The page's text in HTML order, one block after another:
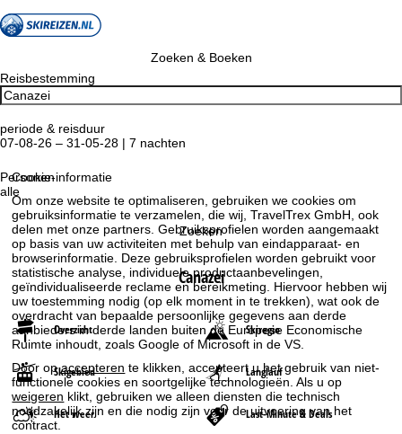
Cookie-informatie
Om onze website te optimaliseren, gebruiken we cookies om
gebruiksinformatie te verzamelen, die wij, TravelTrex GmbH, ook
delen met onze partners. Gebruiksprofielen worden aangemaakt
op basis van uw activiteiten met behulp van eindapparaat- en
browserinformatie. Deze gebruiksprofielen worden gebruikt voor
statistische analyse, individuele productaanbevelingen,
geïndividualiseerde reclame en bereikmeting. Hiervoor hebben wij
uw toestemming nodig (op elk moment in te trekken), wat ook de
overdracht van bepaalde persoonlijke gegevens aan derde
aanbieders in derde landen buiten de Europese Economische
Ruimte inhoudt, zoals Google of Microsoft in de VS.
Door opaccepteren te klikken, accepteert u het gebruik van niet-
functionele cookies en soortgelijke technologieën. Als u op
weigeren klikt, gebruiken we alleen diensten die technisch
noodzakelijk zijn en die nodig zijn voor de uitvoering van het
contract.
Zoeken & Boeken
Reisbestemming
periode & reisduur
07-08-26 – 31-05-28 | 7 nachten
Personen
alle
Zoeken
Canazei
Overzicht Skiregio
Skigebied Langlauf
Het weer Last-Minute & Deals